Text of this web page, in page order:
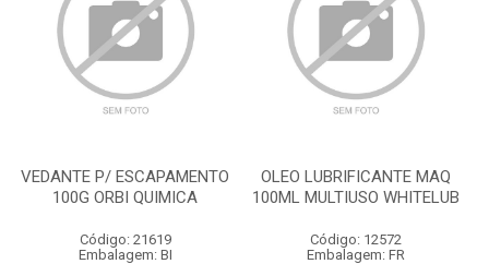
VEDANTE P/ ESCAPAMENTO
100G ORBI QUIMICA
Código: 21619
Embalagem: BI
OLEO LUBRIFICANTE MAQ
100ML MULTIUSO WHITELUB
Código: 12572
Embalagem: FR